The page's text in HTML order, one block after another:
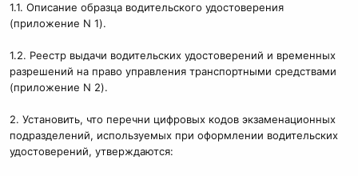
1.1. Описание образца водительского удостоверения
(приложение N 1).
1.2. Реестр выдачи водительских удостоверений и временных
разрешений на право управления транспортными средствами
(приложение N 2).
2. Установить, что перечни цифровых кодов экзаменационных
подразделений, используемых при оформлении водительских
удостоверений, утверждаются: